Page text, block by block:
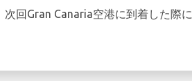
回Gran Canaria空港に到着した際に